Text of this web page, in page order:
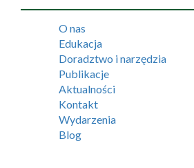
O nas
Edukacja
Doradztwo i narzędzia
Publikacje
Aktualności
Kontakt
Wydarzenia
Blog